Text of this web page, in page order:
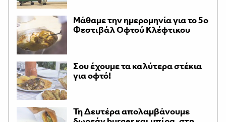
Μάθαμε την ημερομηνία για το 5ο
Φεστιβάλ Οφτού Κλέφτικου
Σου έχουμε τα καλύτερα στέκια
για οφτό!
Τη Δευτέρα απολαμβάνουμε